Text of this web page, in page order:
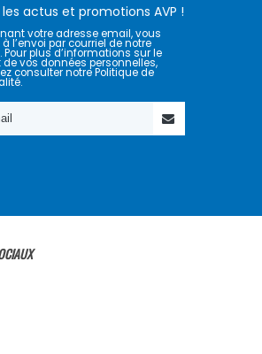
actus et promotions AVP !
votre adresse email, vous
l’envoi par courriel de notre
Pour plus d’informations sur le
vos données personnelles,
consulter notre Politique de